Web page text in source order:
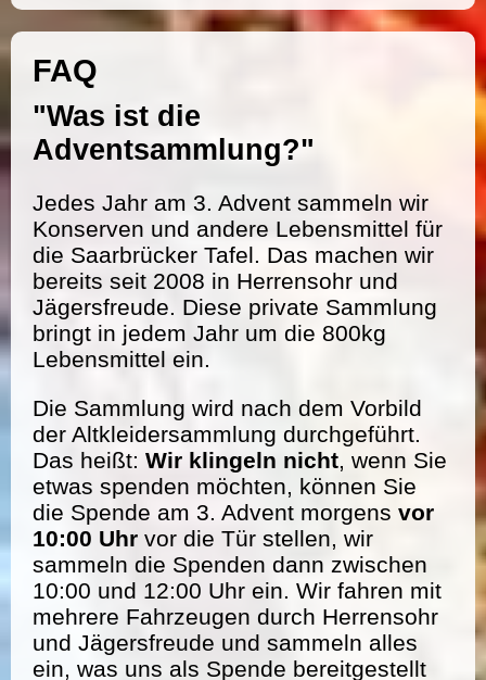
FAQ
"Was ist die
Adventsammlung?"
Jedes Jahr am 3. Advent sammeln wir
Konserven und andere Lebensmittel für
die Saarbrücker Tafel. Das machen wir
bereits seit 2008 in Herrensohr und
Jägersfreude. Diese private Sammlung
bringt in jedem Jahr um die 800kg
Lebensmittel ein.
Die Sammlung wird nach dem Vorbild
der Altkleidersammlung durchgeführt.
Das heißt: Wir klingeln nicht, wenn Sie
etwas spenden möchten, können Sie
die Spende am 3. Advent morgens vor
10:00 Uhr vor die Tür stellen, wir
sammeln die Spenden dann zwischen
10:00 und 12:00 Uhr ein. Wir fahren mit
mehrere Fahrzeugen durch Herrensohr
und Jägersfreude und sammeln alles
ein, was uns als Spende bereitgestellt